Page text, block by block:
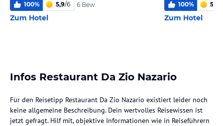
100% 5,9/6 6 Bew.
Zum Hotel
100% 5,9
Zum Hotel
Infos Restaurant Da Zio Nazario
Für den Reisetipp Restaurant Da Zio Nazario existiert leider noch
keine allgemeine Beschreibung. Dein wertvolles Reisewissen ist
jetzt gefragt. Hilf mit, objektive Informationen wie in Reiseführern